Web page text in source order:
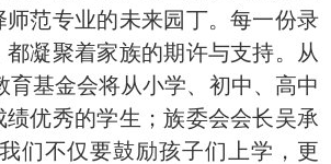
师范专业的未来园丁。每一份录
凝聚着家族的期许与支持。从
育基金会将从小学、初中、高中
绩优秀的学生；族委会会长吴承
们不仅要鼓励孩子们上学，更